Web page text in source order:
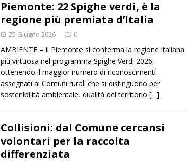
Piemonte: 22 Spighe verdi, è la
regione più premiata d’Italia
25 Giugno 2026 0
AMBIENTE – Il Piemonte si conferma la regione italiana
più virtuosa nel programma Spighe Verdi 2026,
ottenendo il maggior numero di riconoscimenti
assegnati ai Comuni rurali che si distinguono per
sostenibilità ambientale, qualità del territorio […]
Collisioni: dal Comune cercansi
volontari per la raccolta
differenziata